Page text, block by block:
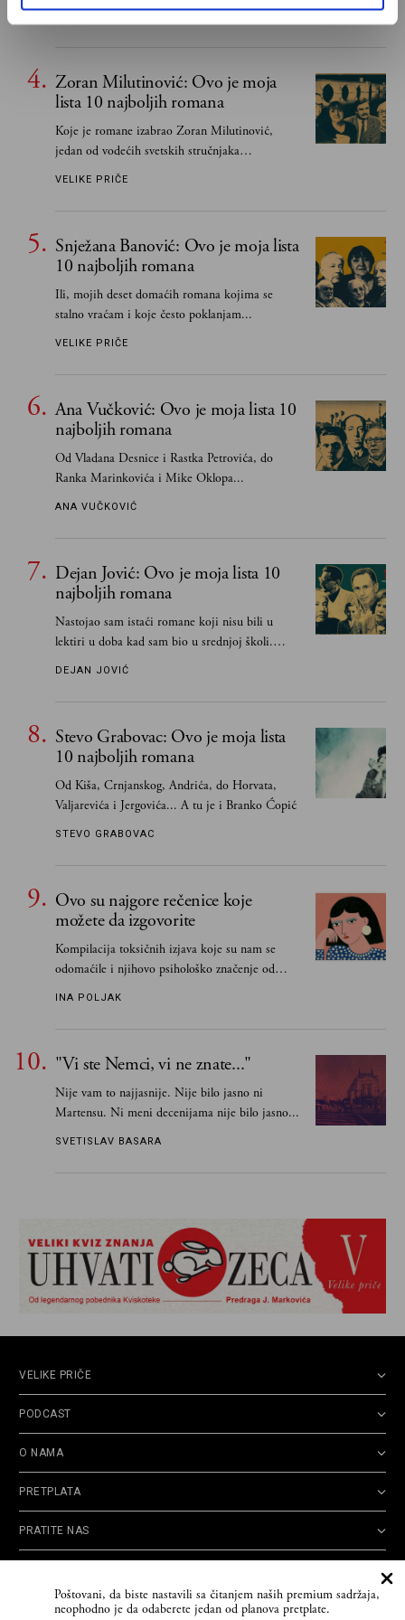
učeći na njima, shvata da postoje stvari koje su
važnije od svih ratova, slave, novca, herojstva,
Zoran Milutinović: Ovo je moja
lista 10 najboljih romana
Koje je romane izabrao Zoran Milutinović,
jedan od vodećih svetskih stručnjaka
južnoslovenske književnosti
VELIKE PRIČE
Snježana Banović: Ovo je moja lista
10 najboljih romana
Ili, mojih deset domaćih romana kojima se
stalno vraćam i koje često poklanjam...
VELIKE PRIČE
Ana Vučković: Ovo je moja lista 10
najboljih romana
Od Vladana Desnice i Rastka Petrovića, do
Ranka Marinkovića i Mike Oklopa...
ANA VUČKOVIĆ
Dejan Jović: Ovo je moja lista 10
najboljih romana
Nastojao sam istaći romane koji nisu bili u
lektiri u doba kad sam bio u srednjoj školi.
Smatrao sam da su "klasici" već dovoljno
DEJAN JOVIĆ
Stevo Grabovac: Ovo je moja lista
10 najboljih romana
Od Kiša, Crnjanskog, Andrića, do Horvata,
Valjarevića i Jergovića... A tu je i Branko Ćopić
STEVO GRABOVAC
Ovo su najgore rečenice koje
možete da izgovorite
Kompilacija toksičnih izjava koje su nam se
odomaćile i njihovo psihološko značenje od
INA POLJAK
"Vi ste Nemci, vi ne znate..."
Nije vam to najjasnije. Nije bilo jasno ni
Martensu. Ni meni decenijama nije bilo jasno...
SVETISLAV BASARA
Poštovani, da biste nastavili sa čitanjem naših premium sadržaja,
neophodno je da odaberete jedan od planova pretplate.
VELIKE PRIČE
PODCAST
O NAMA
PRETPLATA
PRATITE NAS
privatnosti
korišćenja
reklamacija
Policy
© 2026Velike priče- TCT News and Entertainment - Sva prava zadržana. Developed